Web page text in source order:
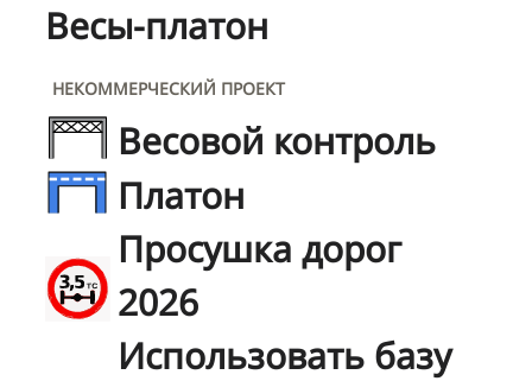
Весы-платон
НЕКОММЕРЧЕСКИЙ ПРОЕКТ
Весовой контроль
Платон
Просушка дорог
2026
Использовать базу